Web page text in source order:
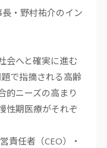
・野村祐介のイン
会へと確実に進む
で指摘される高齢
的ニーズの高まり
性期医療がそれぞ
責任者（CEO）・